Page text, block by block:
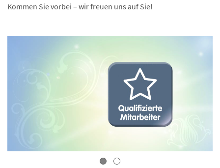
Kommen Sie vorbei – wir freuen uns auf Sie!